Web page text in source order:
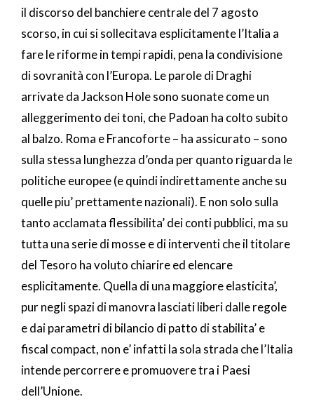
il discorso del banchiere centrale del 7 agosto
scorso, in cui si sollecitava esplicitamente l’Italia a
fare le riforme in tempi rapidi, pena la condivisione
di sovranità con l’Europa. Le parole di Draghi
arrivate da Jackson Hole sono suonate come un
alleggerimento dei toni, che Padoan ha colto subito
al balzo. Roma e Francoforte – ha assicurato – sono
sulla stessa lunghezza d’onda per quanto riguarda le
politiche europee (e quindi indirettamente anche su
quelle piu’ prettamente nazionali). E non solo sulla
tanto acclamata flessibilita’ dei conti pubblici, ma su
tutta una serie di mosse e di interventi che il titolare
del Tesoro ha voluto chiarire ed elencare
esplicitamente. Quella di una maggiore elasticita’,
pur negli spazi di manovra lasciati liberi dalle regole
e dai parametri di bilancio di patto di stabilita’ e
fiscal compact, non e’ infatti la sola strada che l’Italia
intende percorrere e promuovere tra i Paesi
dell’Unione.